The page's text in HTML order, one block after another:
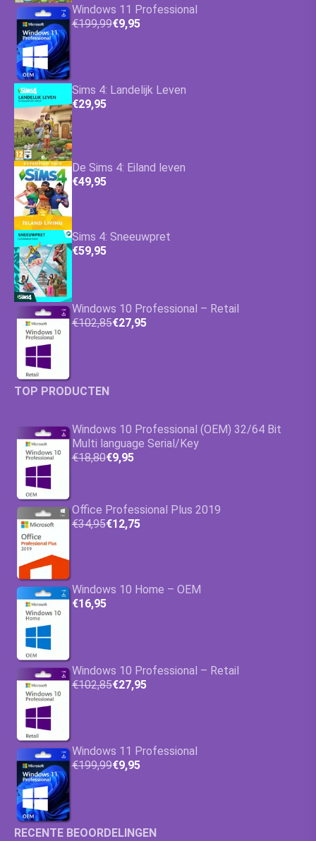
Windows 11 Professional
€199,99€9,95
Sims 4: Landelijk Leven
€29,95
De Sims 4: Eiland leven
€49,95
Sims 4: Sneeuwpret
€59,95
Windows 10 Professional – Retail
€102,85€27,95
TOP PRODUCTEN
Windows 10 Professional (OEM) 32/64 Bit
Multi language Serial/Key
€18,80€9,95
Office Professional Plus 2019
€34,95€12,75
Windows 10 Home – OEM
€16,95
Windows 10 Professional – Retail
€102,85€27,95
Windows 11 Professional
€199,99€9,95
RECENTE BEOORDELINGEN